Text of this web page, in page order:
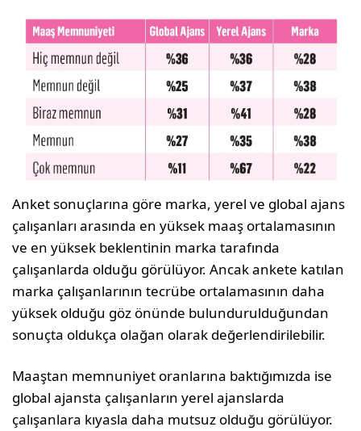
Anket sonuçlarına göre marka, yerel ve global ajans
çalışanları arasında en yüksek maaş ortalamasının
ve en yüksek beklentinin marka tarafında
çalışanlarda olduğu görülüyor. Ancak ankete katılan
marka çalışanlarının tecrübe ortalamasının daha
yüksek olduğu göz önünde bulundurulduğundan
sonuçta oldukça olağan olarak değerlendirilebilir.
Maaştan memnuniyet oranlarına baktığımızda ise
global ajansta çalışanların yerel ajanslarda
çalışanlara kıyasla daha mutsuz olduğu görülüyor.